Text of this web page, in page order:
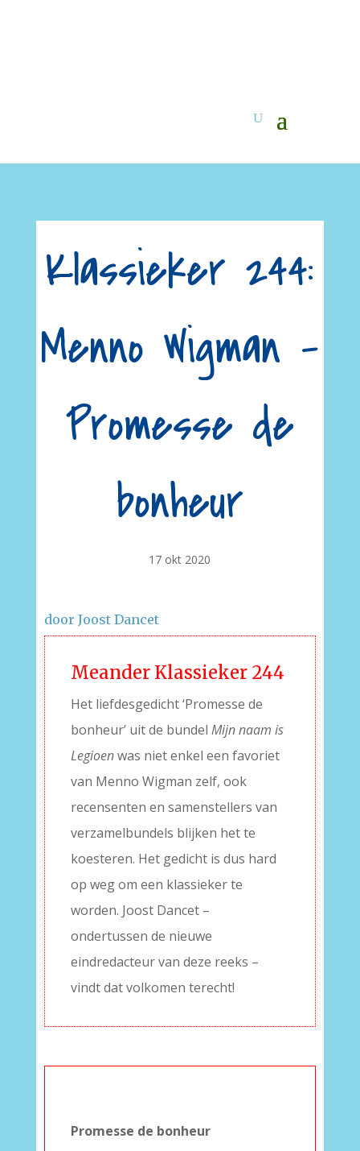
Klassieker 244:
Menno Wigman –
Promesse de
bonheur
17 okt 2020
door Joost Dancet
Meander Klassieker 244
Het liefdesgedicht ‘Promesse de
bonheur’ uit de bundel Mijn naam is
Legioenwas niet enkel een favoriet
van Menno Wigman zelf, ook
recensenten en samenstellers van
verzamelbundels blijken het te
koesteren. Het gedicht is dus hard
op weg om een klassieker te
worden. Joost Dancet –
ondertussen de nieuwe
eindredacteur van deze reeks –
vindt dat volkomen terecht!
Promesse de bonheur